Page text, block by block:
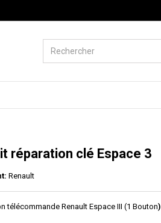
réparation clé Espace 3
Renault
télécommande Renault Espace III (1 Bouton)